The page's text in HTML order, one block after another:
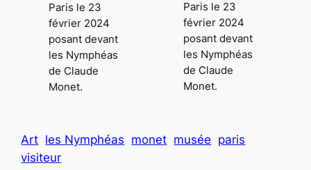
Paris le 23
février 2024
posant devant
les Nymphéas
de Claude
Monet.
Paris le 23
février 2024
posant devant
les Nymphéas
de Claude
Monet.
Art les Nymphéas monet musée paris
visiteur